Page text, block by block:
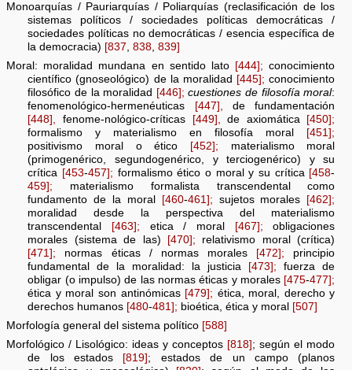
Monoarquías / Pauriarquías / Poliarquías (reclasificación de los
sistemas políticos / sociedades políticas democráticas /
sociedades políticas no democráticas / esencia específica de
la democracia) [837,838,839]
Moral: moralidad mundana en sentido lato [444]; conocimiento
científico (gnoseológico) de la moralidad [445]; conocimiento
filosófico de la moralidad [446]; cuestiones de filosofía moral:
fenomenológico-hermenéuticas
[447], de fundamentación
[448], fenome-nológico-críticas [449], de axiomática
[450];
formalismo y materialismo en filosofía moral
[451];
positivismo moral o ético
[452]; materialismo moral
(primogenérico, segundogenérico, y terciogenérico) y su
crítica [453-457]; formalismo ético o moral y su crítica [458-
459]; materialismo formalista transcendental como
fundamento de la moral
[460-461]; sujetos morales
[462];
moralidad desde la perspectiva del materialismo
transcendental
[463]; etica / moral [467]; obligaciones
morales (sistema de las)
[470]; relativismo moral (crítica)
[471]; normas éticas / normas morales [472]; principio
fundamental de la moralidad: la justicia
[473]; fuerza de
obligar (o impulso) de las normas éticas y morales [475-477];
ética y moral son antinómicas [479]; ética, moral, derecho y
derechos humanos [480-481]; bioética, ética y moral [507]
Morfología general del sistema político [588]
Morfológico / Lisológico: ideas y conceptos [818] ; según el modo
de los estados
[819] ; estados de un campo (planos